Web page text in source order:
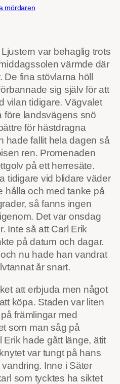
mördaren
var behaglig trots
värmde där
fina stövlarna höll
sig själv för att
vilan tidigare. Vägvalet
före landsvägens snö
för hästdragna
hade fallit hela dagen så
ren. Promenaden
på ett herresäte.
tidigare vid blidare väder
hålla och med tanke på
så fanns ingen
Det var onsdag
Inte så att Carl Erik
på datum och dagar.
nu hade han vandrat
år snart.
att erbjuda men något
köpa. Staden var liten
främlingar med
som man såg på
hade gått länge, ätit
var tungt på hans
Inne i Säter
som tycktes ha siktet